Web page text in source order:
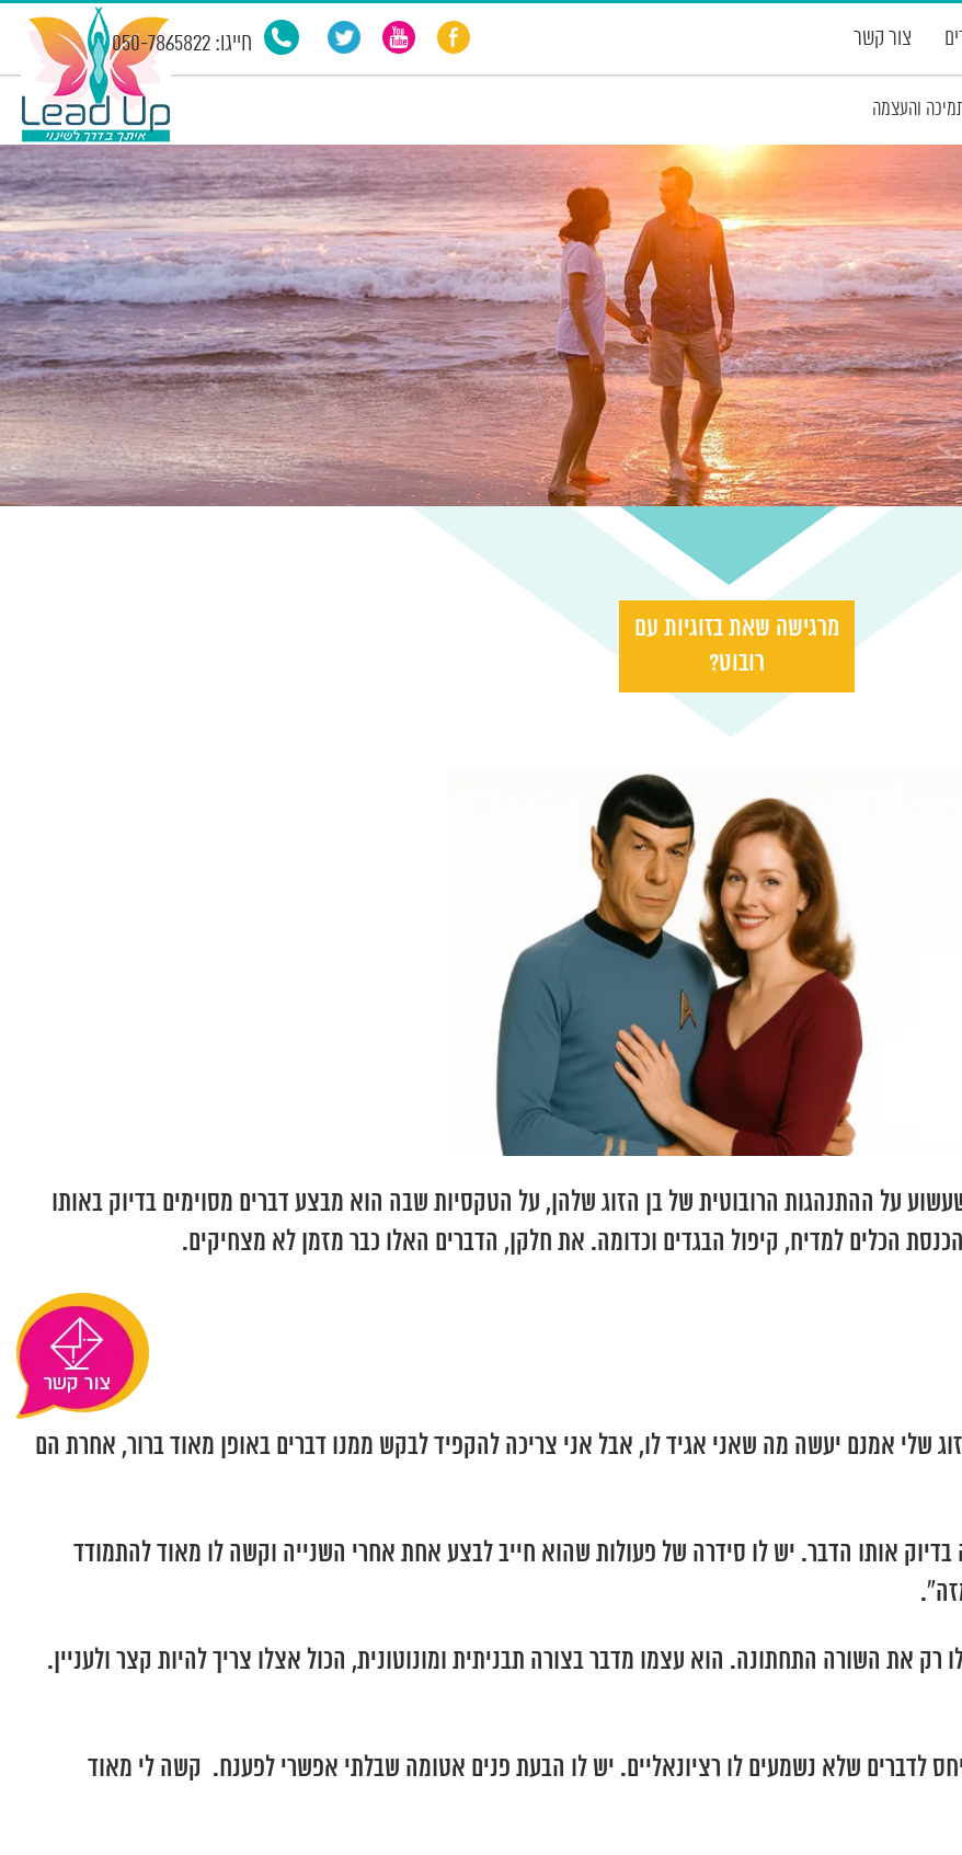
צור קשר חייגו: 050-7865822
והעצמה
מרגישה שאת בזוגיות עם
רובוט?
על ההתנהגות הרובוטית של בן הזוג שלהן, על הטקסיות שבה הוא מבצע דברים מסוימים בדיוק באותו
הכלים למדיח, קיפול הבגדים וכדומה. את חלקן, הדברים האלו כבר מזמן לא מצחיקים.
שלי אמנם יעשה מה שאני אגיד לו, אבל אני צריכה להקפיד לבקש ממנו דברים באופן מאוד ברור, אחרת הם
אותו הדבר. יש לו סידרה של פעולות שהוא חייב לבצע אחת אחרי השנייה וקשה לו מאוד להתמודד
רק את השורה התחתונה. הוא עצמו מדבר בצורה תבניתית ומונוטונית, הכול אצלו צריך להיות קצר ולעניין.
לדברים שלא נשמעים לו רציונאליים. יש לו הבעת פנים אטומה שבלתי אפשרי לפענח. קשה לי מאוד